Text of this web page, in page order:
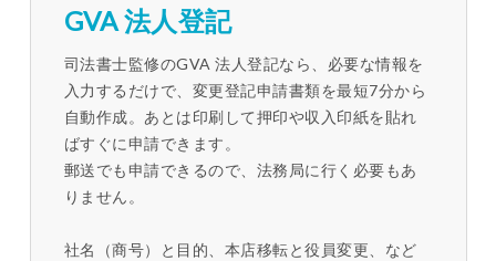
GVA 法人登記
司法書士監修のGVA 法人登記なら、必要な情報を
入力するだけで、変更登記申請書類を最短7分から
自動作成。あとは印刷して押印や収入印紙を貼れ
ばすぐに申請できます。
郵送でも申請できるので、法務局に行く必要もあ
りません。
社名（商号）と目的、本店移転と役員変更、など